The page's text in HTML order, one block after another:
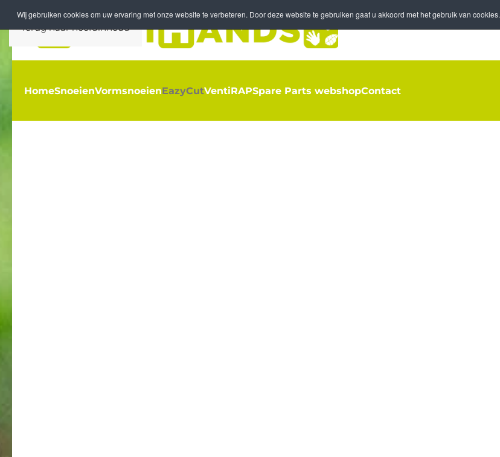
Wij gebruiken cookies om uw ervaring met onze website te verbeteren. Door deze website te gebruiken gaat u akkoord met het gebruik van cookies.
Terug naar hoofdinhoud
HomeSnoeienVormsnoeienEazyCutVentiRAPSpare Parts webshopContact